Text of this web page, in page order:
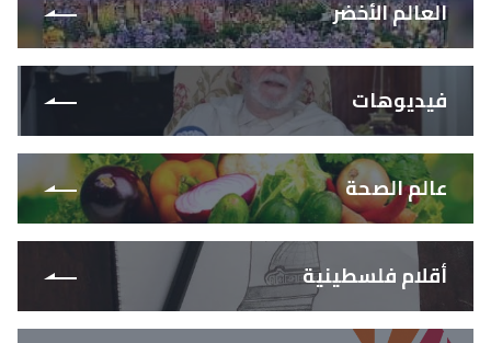
العالم الأخضر
فيديوهات
عالم الصحة
أقلام فلسطينية